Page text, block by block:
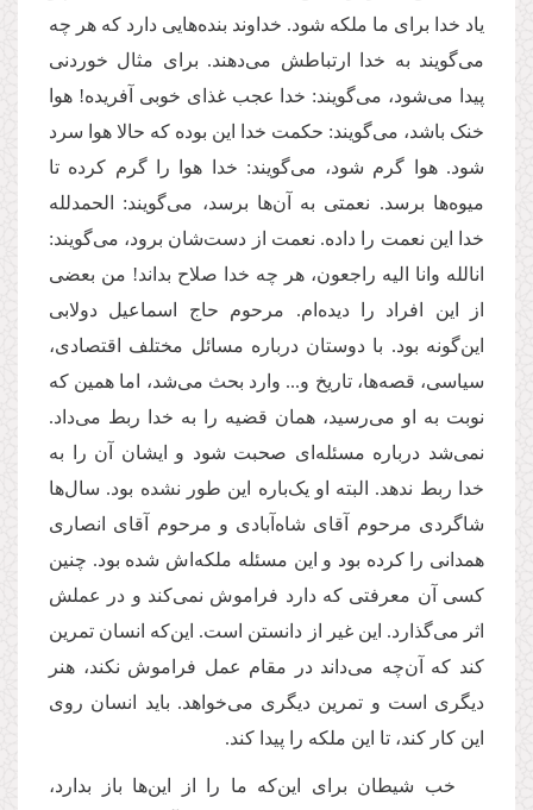
یاد خدا برای ما ملکه شود. خداوند بنده‌هایی دارد که هر چه
می‌گویند به خدا ارتباطش می‌دهند. برای مثال خوردنی
پیدا می‌شود، می‌گویند: خدا عجب غذای خوبی آفریده! هوا
خنک باشد، می‌گویند: حکمت خدا این بوده که حالا هوا سرد
شود. هوا گرم شود، می‌گویند: خدا هوا را گرم کرده تا
میوه‌ها برسد. نعمتی به آن‌ها برسد، می‌گویند: الحمدلله
خدا این نعمت را داده. نعمت از دست‌شان برود، می‌گویند:
انالله وانا الیه راجعون، هر چه خدا صلاح بداند! من بعضی
از این افراد را دیده‌ام. مرحوم حاج اسماعیل دولابی
این‌گونه بود. با دوستان درباره مسائل مختلف اقتصادی،
سیاسی، قصه‌ها، تاریخ و... وارد بحث می‌شد، اما همین که
نوبت به او می‌رسید، همان قضیه را به خدا ربط می‌داد.
نمی‌شد درباره مسئله‌ای صحبت شود و ایشان آن را به
خدا ربط ندهد. البته او یک‌باره این طور نشده بود. سال‌ها
شاگردی مرحوم آقای شاه‌آبادی و مرحوم آقای انصاری
همدانی را کرده بود و این مسئله ملکه‌اش شده بود. چنین
کسی آن معرفتی که دارد فراموش نمی‌کند و در عملش
اثر می‌گذارد. این غیر از دانستن است. این‌که انسان تمرین
کند که آن‌چه می‌داند در مقام عمل فراموش نکند، هنر
دیگری است و تمرین دیگری می‌خواهد. باید انسان روی
این کار کند، تا این ملکه را پیدا کند.
خب شیطان برای این‌که ما را از این‌ها باز بدارد،